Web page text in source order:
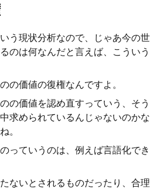
う現状分析なので、じゃあ今の世
のは何なんだと言えば、こういう
の価値の復権なんですよ。
の価値を認め直すっていう、そう
求められているんじゃないのかな
。
っていうのは、例えば言語化でき
ないとされるものだったり、合理